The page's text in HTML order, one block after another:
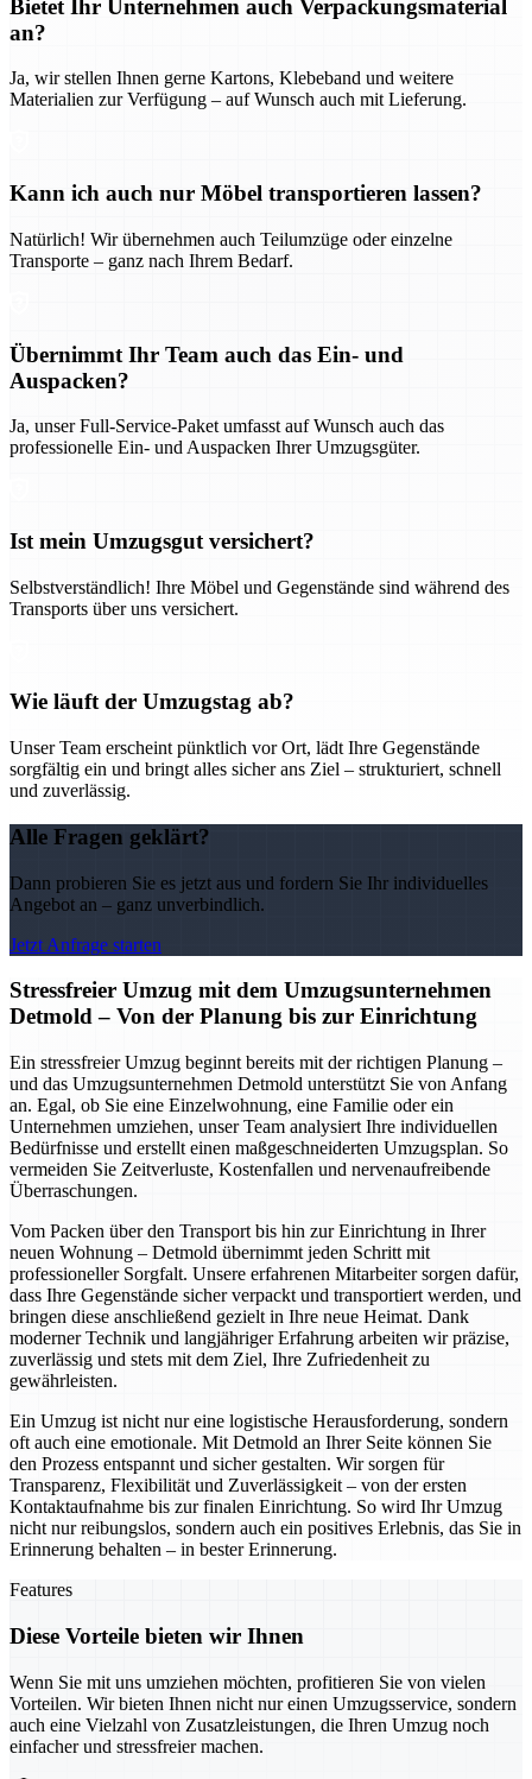
Bietet Ihr Unternehmen auch Verpackungsmaterial
an?
Ja, wir stellen Ihnen gerne Kartons, Klebeband und weitere
Materialien zur Verfügung – auf Wunsch auch mit Lieferung.
Kann ich auch nur Möbel transportieren lassen?
Natürlich! Wir übernehmen auch Teilumzüge oder einzelne
Transporte – ganz nach Ihrem Bedarf.
Übernimmt Ihr Team auch das Ein- und
Auspacken?
Ja, unser Full-Service-Paket umfasst auf Wunsch auch das
professionelle Ein- und Auspacken Ihrer Umzugsgüter.
Ist mein Umzugsgut versichert?
Selbstverständlich! Ihre Möbel und Gegenstände sind während des
Transports über uns versichert.
Wie läuft der Umzugstag ab?
Unser Team erscheint pünktlich vor Ort, lädt Ihre Gegenstände
sorgfältig ein und bringt alles sicher ans Ziel – strukturiert, schnell
und zuverlässig.
Alle Fragen geklärt?
Dann probieren Sie es jetzt aus und fordern Sie Ihr individuelles
Angebot an – ganz unverbindlich.
Jetzt Anfrage starten
Stressfreier Umzug mit dem Umzugsunternehmen
Detmold – Von der Planung bis zur Einrichtung
Ein stressfreier Umzug beginnt bereits mit der richtigen Planung –
und das Umzugsunternehmen Detmold unterstützt Sie von Anfang
an. Egal, ob Sie eine Einzelwohnung, eine Familie oder ein
Unternehmen umziehen, unser Team analysiert Ihre individuellen
Bedürfnisse und erstellt einen maßgeschneiderten Umzugsplan. So
vermeiden Sie Zeitverluste, Kostenfallen und nervenaufreibende
Überraschungen.
Vom Packen über den Transport bis hin zur Einrichtung in Ihrer
neuen Wohnung – Detmold übernimmt jeden Schritt mit
professioneller Sorgfalt. Unsere erfahrenen Mitarbeiter sorgen dafür,
dass Ihre Gegenstände sicher verpackt und transportiert werden, und
bringen diese anschließend gezielt in Ihre neue Heimat. Dank
moderner Technik und langjähriger Erfahrung arbeiten wir präzise,
zuverlässig und stets mit dem Ziel, Ihre Zufriedenheit zu
gewährleisten.
Ein Umzug ist nicht nur eine logistische Herausforderung, sondern
oft auch eine emotionale. Mit Detmold an Ihrer Seite können Sie
den Prozess entspannt und sicher gestalten. Wir sorgen für
Transparenz, Flexibilität und Zuverlässigkeit – von der ersten
Kontaktaufnahme bis zur finalen Einrichtung. So wird Ihr Umzug
nicht nur reibungslos, sondern auch ein positives Erlebnis, das Sie in
Erinnerung behalten – in bester Erinnerung.
Features
Diese Vorteile bieten wir Ihnen
Wenn Sie mit uns umziehen möchten, profitieren Sie von vielen
Vorteilen. Wir bieten Ihnen nicht nur einen Umzugsservice, sondern
auch eine Vielzahl von Zusatzleistungen, die Ihren Umzug noch
einfacher und stressfreier machen.